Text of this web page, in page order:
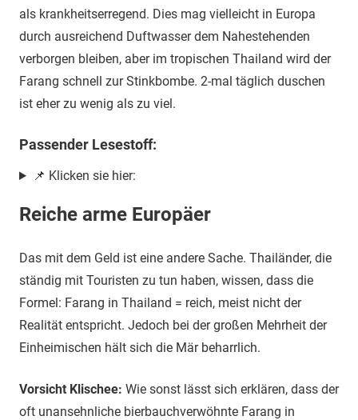
als krankheitserregend. Dies mag vielleicht in Europa
durch ausreichend Duftwasser dem Nahestehenden
verborgen bleiben, aber im tropischen Thailand wird der
Farang schnell zur Stinkbombe. 2-mal täglich duschen
ist eher zu wenig als zu viel.
Passender Lesestoff:
📌 Klicken sie hier:
Reiche arme Europäer
Das mit dem Geld ist eine andere Sache. Thailänder, die
ständig mit Touristen zu tun haben, wissen, dass die
Formel: Farang in Thailand = reich, meist nicht der
Realität entspricht. Jedoch bei der großen Mehrheit der
Einheimischen hält sich die Mär beharrlich.
Vorsicht Klischee: Wie sonst lässt sich erklären, dass der
oft unansehnliche bierbauchverwöhnte Farang in